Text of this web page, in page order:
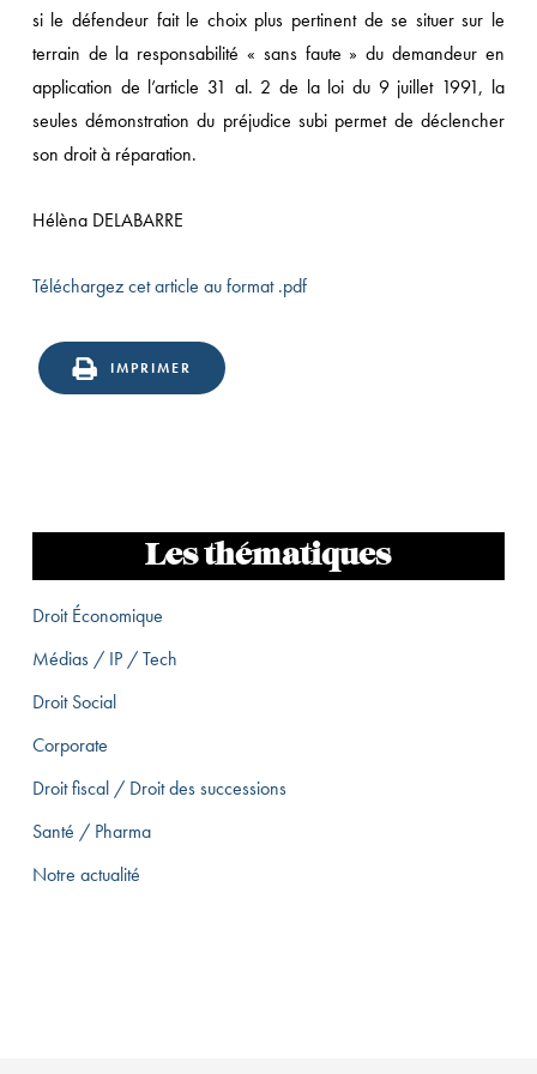
si le défendeur fait le choix plus pertinent de se situer sur le
terrain de la responsabilité « sans faute » du demandeur en
application de l’article 31 al. 2 de la loi du 9 juillet 1991, la
seules démonstration du préjudice subi permet de déclencher
son droit à réparation.
Hélèna DELABARRE
Téléchargez cet article au format .pdf
IMPRIMER
Les thématiques
Droit Économique
Médias / IP / Tech
Droit Social
Corporate
Droit fiscal / Droit des successions
Santé / Pharma
Notre actualité